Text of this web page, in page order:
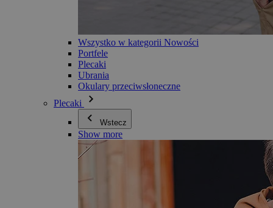
Wszystko w kategorii Nowości
Portfele
Plecaki
Ubrania
Okulary przeciwsłoneczne
Plecaki
Wstecz
Show more